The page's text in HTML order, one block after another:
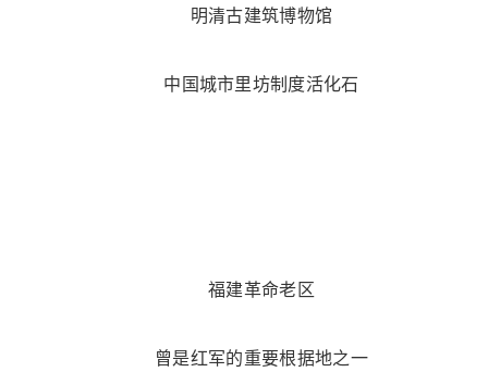
明清古建筑博物馆
中国城市里坊制度活化石
福建革命老区
曾是红军的重要根据地之一